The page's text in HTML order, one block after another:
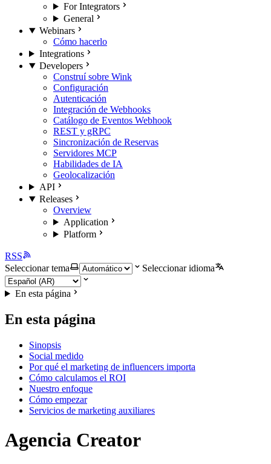
For Integrators
General
Webinars
Cómo hacerlo
Integrations
Developers
Construí sobre Wink
Configuración
Autenticación
Integración de Webhooks
Catálogo de Eventos Webhook
REST y gRPC
Sincronización de Reservas
Servidores MCP
Habilidades de IA
Geolocalización
API
Releases
Overview
Application
Platform
RSS
Seleccionar tema
Seleccionar idioma
En esta página
En esta página
Sinopsis
Social medido
Por qué el marketing de influencers importa
Cómo calculamos el ROI
Nuestro enfoque
Cómo empezar
Servicios de marketing auxiliares
Agencia Creator